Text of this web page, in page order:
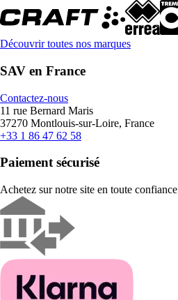
Découvrir toutes nos marques
SAV en France
Contactez-nous
11 rue Bernard Maris
37270 Montlouis-sur-Loire, France
+33 1 86 47 62 58
Paiement sécurisé
Achetez sur notre site en toute confiance